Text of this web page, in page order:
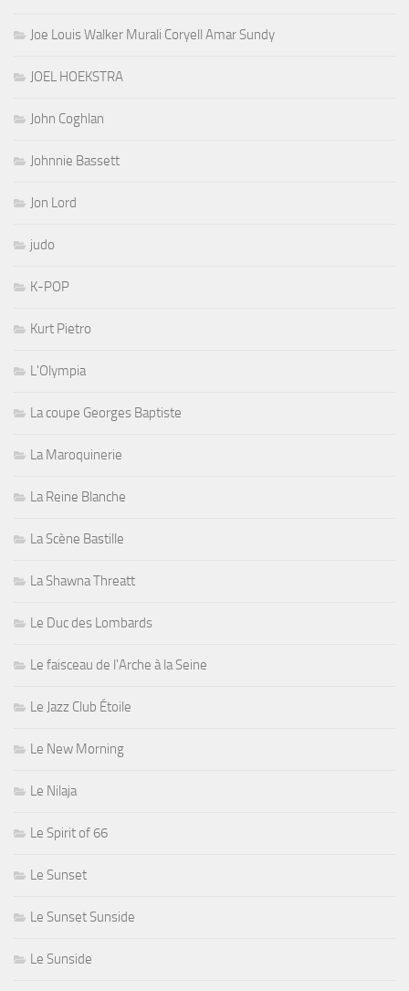
Joe Louis Walker Murali Coryell Amar Sundy
JOEL HOEKSTRA
John Coghlan
Johnnie Bassett
Jon Lord
judo
K-POP
Kurt Pietro
L'Olympia
La coupe Georges Baptiste
La Maroquinerie
La Reine Blanche
La Scène Bastille
La Shawna Threatt
Le Duc des Lombards
Le faisceau de l'Arche à la Seine
Le Jazz Club Étoile
Le New Morning
Le Nilaja
Le Spirit of 66
Le Sunset
Le Sunset Sunside
Le Sunside